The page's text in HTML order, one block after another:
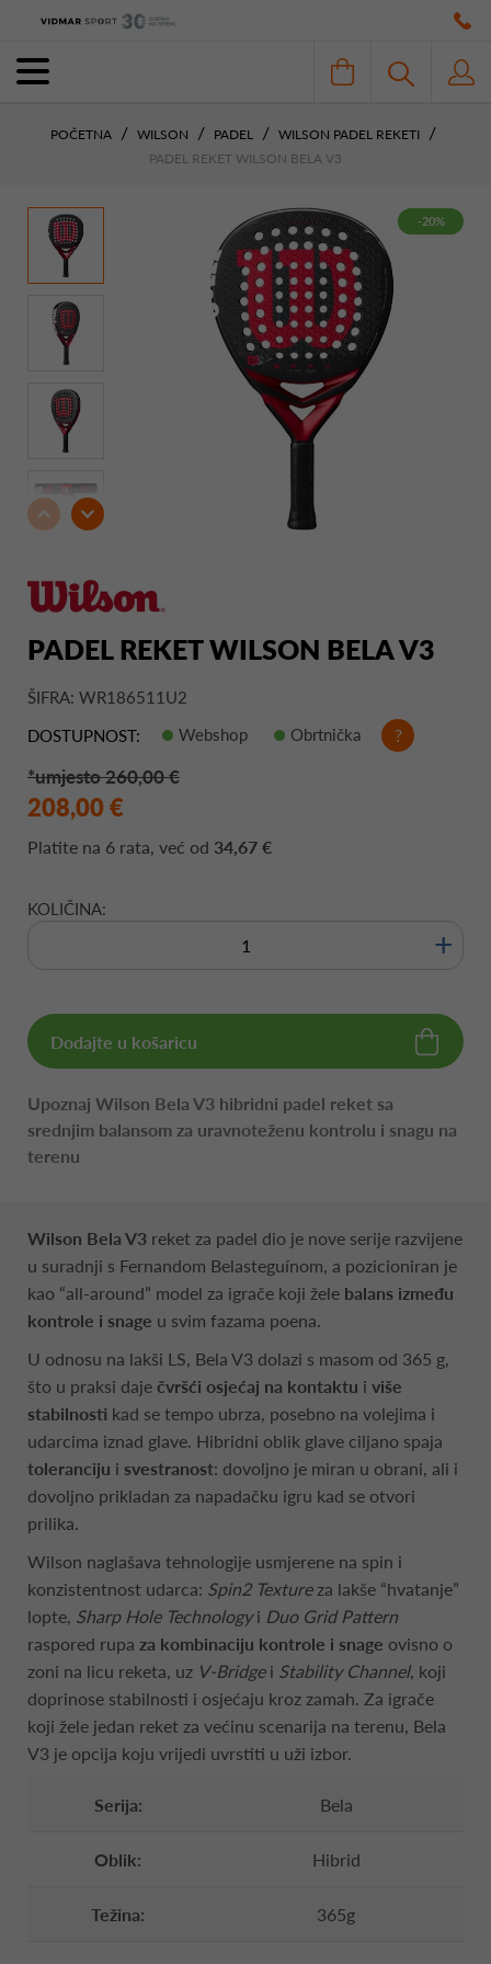
POČETNA WILSON PADEL
WILSON PADEL REKETI
PADEL REKET WILSON BELA V3
-20%
PADEL REKET WILSON BELA V3
ŠIFRA: WR186511U2
DOSTUPNOST:
Webshop Obrtnička ?
*umjesto 260,00 €
208,00 €
Platite na 6 rata, već od 34,67 €
KOLIČINA:
+
Dodajte u košaricu
Upoznaj Wilson Bela V3 hibridni padel reket sa
srednjim balansom za uravnoteženu kontrolu i snagu na
terenu
Wilson Bela V3 reket za padel dio je nove serije razvijene
u suradnji s Fernandom Belasteguínom, a pozicioniran je
kao “all-around” model za igrače koji žele balans između
kontrole i snage u svim fazama poena.
U odnosu na lakši LS, Bela V3 dolazi s masom od 365 g,
što u praksi daje čvršći osjećaj na kontaktu i više
stabilnosti kad se tempo ubrza, posebno na volejima i
udarcima iznad glave. Hibridni oblik glave ciljano spaja
toleranciju i svestranost: dovoljno je miran u obrani, ali i
dovoljno prikladan za napadačku igru kad se otvori
prilika.
Wilson naglašava tehnologije usmjerene na spin i
konzistentnost udarca: Spin2 Texture za lakše “hvatanje”
lopte, Sharp Hole Technologyi Duo Grid Pattern
raspored rupa za kombinaciju kontrole i snage ovisno o
zoni na licu reketa, uz V-Bridge i Stability Channel, koji
doprinose stabilnosti i osjećaju kroz zamah. Za igrače
koji žele jedan reket za većinu scenarija na terenu, Bela
V3 je opcija koju vrijedi uvrstiti u uži izbor.
Serija: Bela
Oblik: Hibrid
Težina: 365g